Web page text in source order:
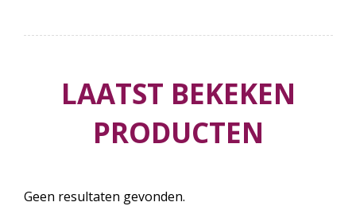
LAATST BEKEKEN
PRODUCTEN
Geen resultaten gevonden.